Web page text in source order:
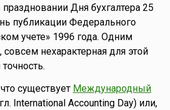
Дня бухгалтера 25
публикации Федерального
учете» 1996 года. Одним
нехарактерная для этой
существует Международный
International Accounting Day) или,